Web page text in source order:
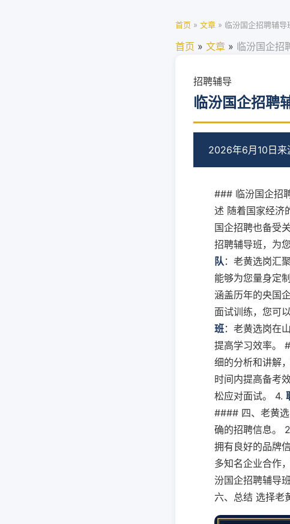
首页 » 文章 » 临汾国企招聘辅
首页 » 文章 » 临汾国企招
招聘辅导
临汾国企招聘
2026年6月10日 来
### 临汾国企招
述 随着国家经济
国企招聘也备受
招聘辅导班，为
队：老黄选岗汇
能够为您量身定
涵盖历年的央国
面试训练，您可
班：老黄选岗在
提高学习效率。
细的分析和讲解
时间内提高备考
松应对面试。 4.
#### 四、老黄选
确的招聘信息。
拥有良好的品牌
多知名企业合作
汾国企招聘辅导
六、总结 选择老